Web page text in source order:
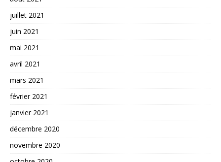
juillet 2021
juin 2021
mai 2021
avril 2021
mars 2021
février 2021
janvier 2021
décembre 2020
novembre 2020